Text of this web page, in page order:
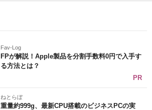
Fav-Log
FPが解説！Apple製品を分割手数料0円で入手す
る方法とは？
PR
ねとらぼ
重量約999g、最新CPU搭載のビジネスPCの実